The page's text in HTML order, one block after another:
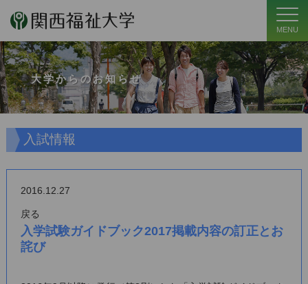
MENU
大学からのお知らせ
入試情報
2016.12.27
戻る
入学試験ガイドブック2017掲載内容の訂正とお
詫び